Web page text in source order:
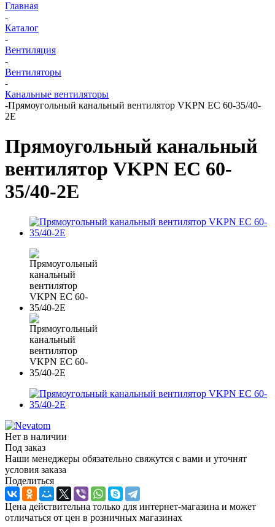
Главная
-
Каталог
-
Вентиляция
-
Вентиляторы
-
Канальные вентиляторы
-Прямоугольный канальный вентилятор VKPN EС 60-35/40-
2E
Прямоугольный канальный
вентилятор VKPN EС 60-
35/40-2E
Нет в наличии
Под заказ
Наши менеджеры обязательно свяжутся с вами и уточнят
условия заказа
Поделиться
Цена действительна только для интернет-магазина и может
отличаться от цен в розничных магазинах